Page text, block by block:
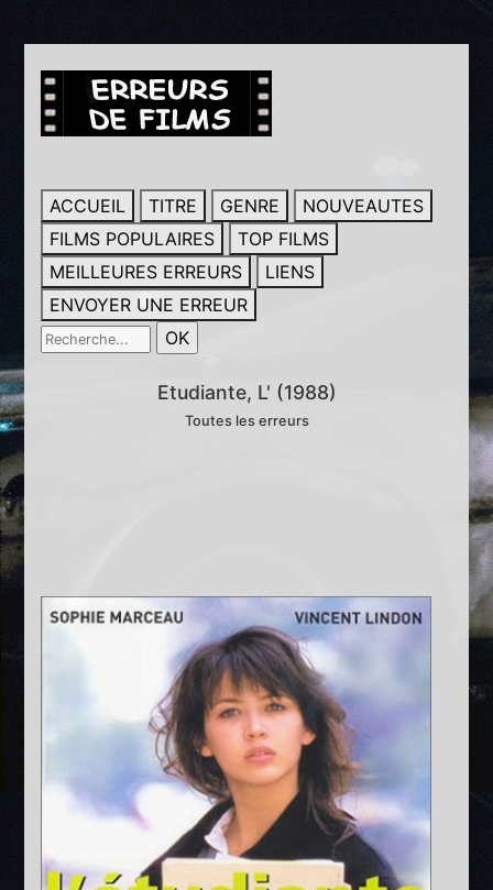
ACCUEIL TITRE GENRE
NOUVEAUTES
FILMS POPULAIRES
TOP FILMS
MEILLEURES ERREURS
LIENS
ENVOYER UNE ERREUR
Etudiante, L' (1988)
Toutes les erreurs